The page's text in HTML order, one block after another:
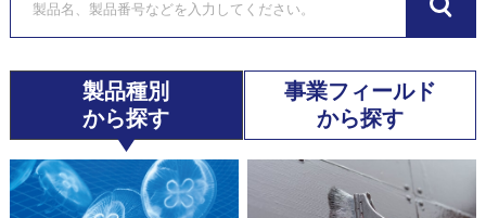
製品種別
から探す
事業フィールド
から探す